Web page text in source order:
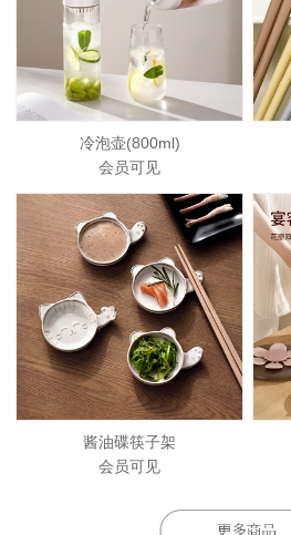
冷泡壶(800ml)
会员可见
酱油碟筷子架
会员可见